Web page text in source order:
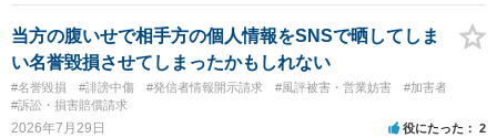
情報として夫の氏名と住所が開示され、開示請求者（の代理人弁護
士）が、夫に対して内容証明郵便を送ったり訴訟の提起がなされたり
する可能性があるように思われます。この場合は、開示請求者（とあ
る女性？）の代理人弁護士へ、実は投稿者があなたであるという内容
とともに、あなたから連絡することもあり得ます。 夫がクレーム電話
を入れた「相手方の法律事務所」というのがプロバイダの代理人の事
当方の腹いせで相手方の個人情報をSNSで晒してしま
い名誉毀損させてしまったかもしれない
#名誉毀損 #誹謗中傷 #発信者情報開示請求 #風評被害・営業妨害
#加害者
#訴訟・損害賠償請求
2026年7月29日 役にたった 2